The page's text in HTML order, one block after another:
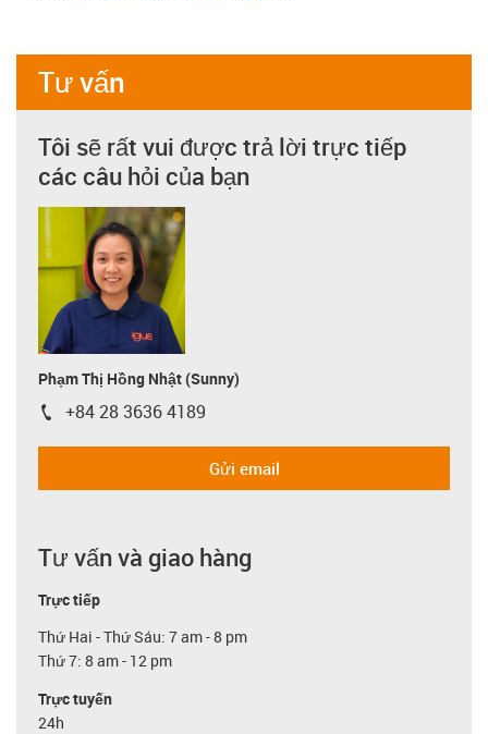
Tư vấn
Tôi sẽ rất vui được trả lời trực tiếp
các câu hỏi của bạn
Phạm Thị Hồng Nhật (Sunny)
igus-icon-phone
+84 28 3636 4189
Gửi email
Tư vấn và giao hàng
Trực tiếp
Thứ Hai - Thứ Sáu: 7 am - 8 pm
Thứ 7: 8 am - 12 pm
Trực tuyến
24h